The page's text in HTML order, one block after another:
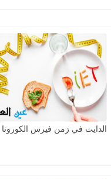
الدايت في زمن فيرس الكورونا